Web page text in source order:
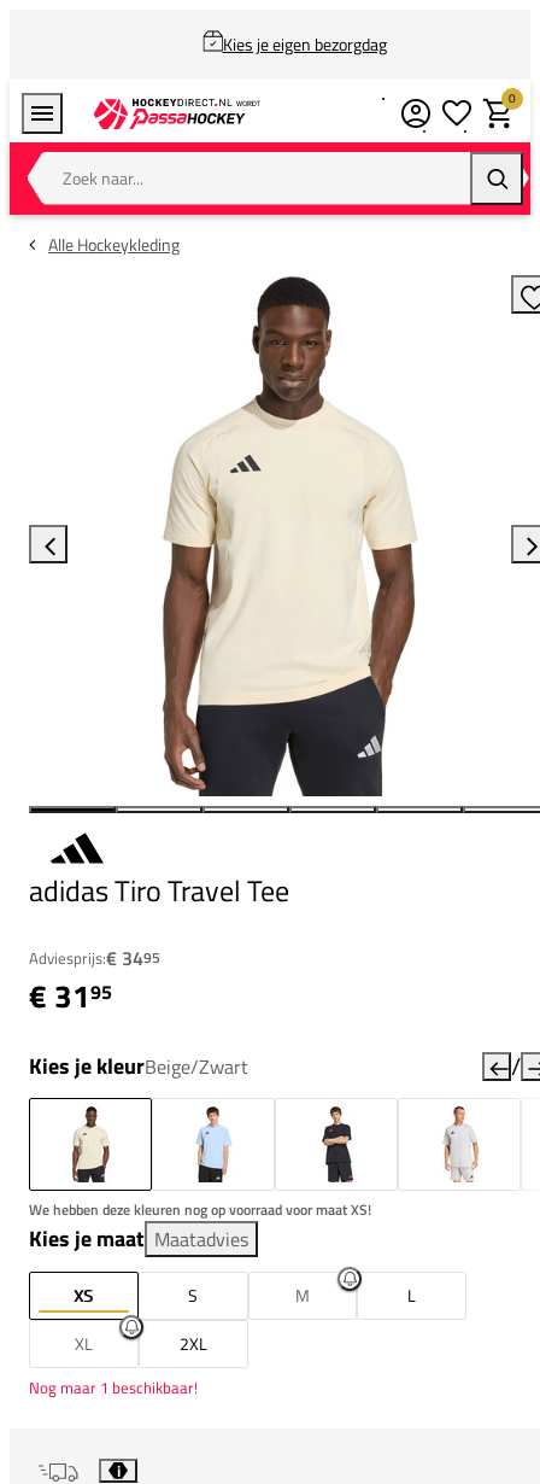
Kies je eigen bezorgdag
Zoek naar...
0
Alle Hockeykleding
adidas Tiro Travel Tee
Adviesprijs:€ 3495
€ 3195
Kies je kleurBeige/Zwart /
We hebben deze kleuren nog op voorraad voor maat XS!
Kies je maat Maatadvies
XS S M
L
XL
2XL
Nog maar 1 beschikbaar!
i